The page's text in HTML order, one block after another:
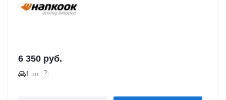
6 350 руб.
1 шт. ?